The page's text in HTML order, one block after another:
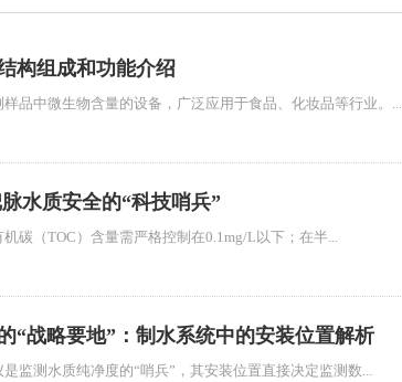
构组成和功能介绍
品中微生物含量的设备，广泛应用于食品、化妆品等行业。...
水质安全的“科技哨兵”
碳（TOC）含量需严格控制在0.1mg/L以下；在半...
“战略要地”：制水系统中的安装位置解析
监测水质纯净度的“哨兵”，其安装位置直接决定监测数...